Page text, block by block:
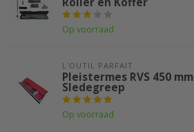
Op voorraad
L'OUTIL PARFAIT
Pleistermes RVS 450
Sledegreep
Op voorraad